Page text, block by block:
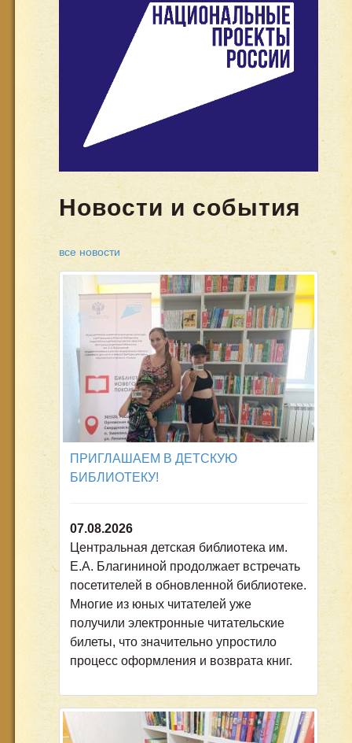
Новости и события
все новости
ПРИГЛАШАЕМ В ДЕТСКУЮ
БИБЛИОТЕКУ!
07.08.2026
Центральная детская библиотека им.
Е.А. Благининой продолжает встречать
посетителей в обновленной библиотеке.
Многие из юных читателей уже
получили электронные читательские
билеты, что значительно упростило
процесс оформления и возврата книг.